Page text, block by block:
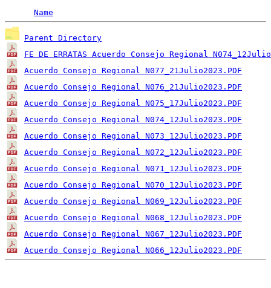
Name
Parent Directory
FE DE ERRATAS Acuerdo Consejo Regional
Acuerdo Consejo Regional N077_21Julio2023.PDF
Acuerdo Consejo Regional N076_21Julio2023.PDF
Acuerdo Consejo Regional N075_17Julio2023.PDF
Acuerdo Consejo Regional N074_12Julio2023.PDF
Acuerdo Consejo Regional N073_12Julio2023.PDF
Acuerdo Consejo Regional N072_12Julio2023.PDF
Acuerdo Consejo Regional N071_12Julio2023.PDF
Acuerdo Consejo Regional N070_12Julio2023.PDF
Acuerdo Consejo Regional N069_12Julio2023.PDF
Acuerdo Consejo Regional N068_12Julio2023.PDF
Acuerdo Consejo Regional N067_12Julio2023.PDF
Acuerdo Consejo Regional N066_12Julio2023.PDF